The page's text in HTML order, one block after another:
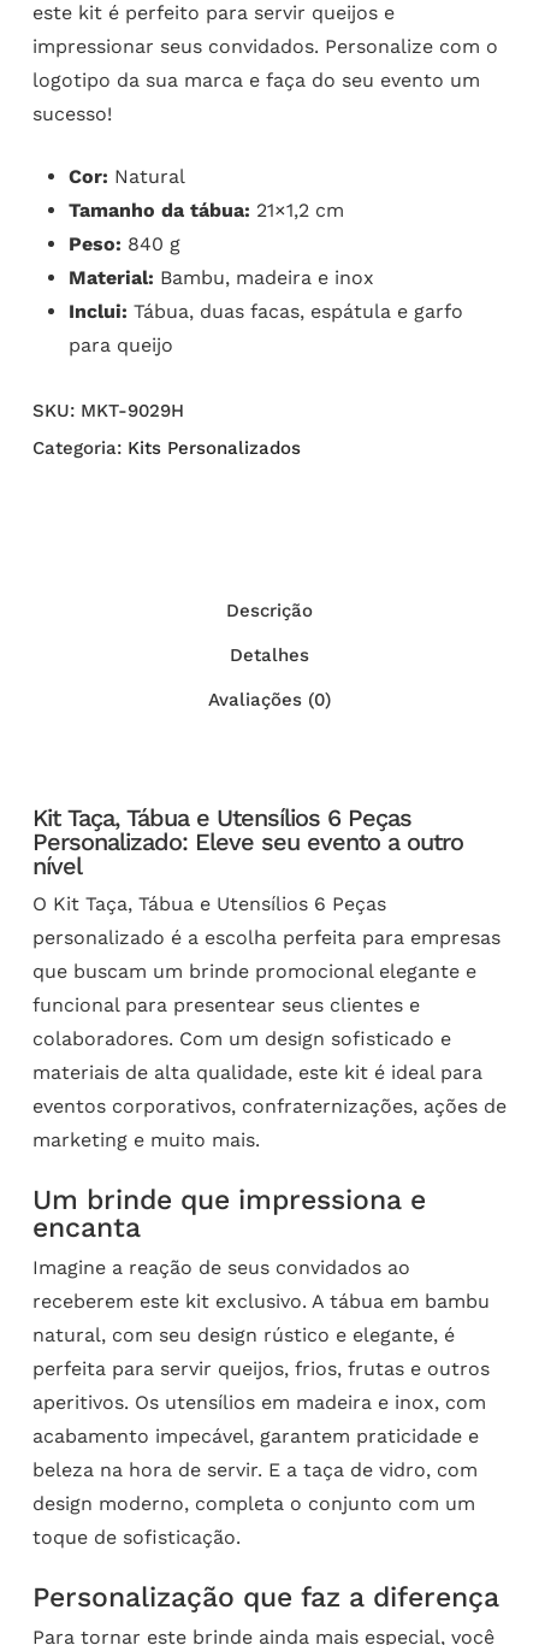
este kit é perfeito para servir queijos e
impressionar seus convidados. Personalize com o
logotipo da sua marca e faça do seu evento um
sucesso!
Cor: Natural
Tamanho da tábua: 21×1,2 cm
Peso: 840 g
Material: Bambu, madeira e inox
Inclui: Tábua, duas facas, espátula e garfo
para queijo
SKU: MKT-9029H
Categoria: Kits Personalizados
Descrição
Detalhes
Avaliações (0)
Kit Taça, Tábua e Utensílios 6 Peças
Personalizado: Eleve seu evento a outro
nível
O Kit Taça, Tábua e Utensílios 6 Peças
personalizado é a escolha perfeita para empresas
que buscam um brinde promocional elegante e
funcional para presentear seus clientes e
colaboradores. Com um design sofisticado e
materiais de alta qualidade, este kit é ideal para
eventos corporativos, confraternizações, ações de
marketing e muito mais.
Um brinde que impressiona e
encanta
Imagine a reação de seus convidados ao
receberem este kit exclusivo. A tábua em bambu
natural, com seu design rústico e elegante, é
perfeita para servir queijos, frios, frutas e outros
aperitivos. Os utensílios em madeira e inox, com
acabamento impecável, garantem praticidade e
beleza na hora de servir. E a taça de vidro, com
design moderno, completa o conjunto com um
toque de sofisticação.
Personalização que faz a diferença
Para tornar este brinde ainda mais especial, você